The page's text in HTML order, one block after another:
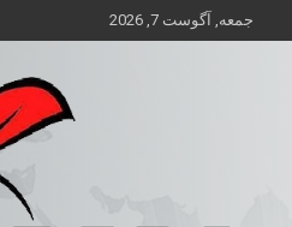
محتوا
جمعه, آگوست 7, 2026